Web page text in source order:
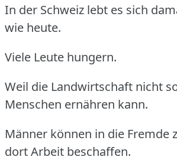
In der Schweiz lebt es sich
wie heute.
Viele Leute hungern.
Weil die Landwirtschaft nicht
Menschen ernähren kann.
Männer können in die Fremde
dort Arbeit beschaffen.